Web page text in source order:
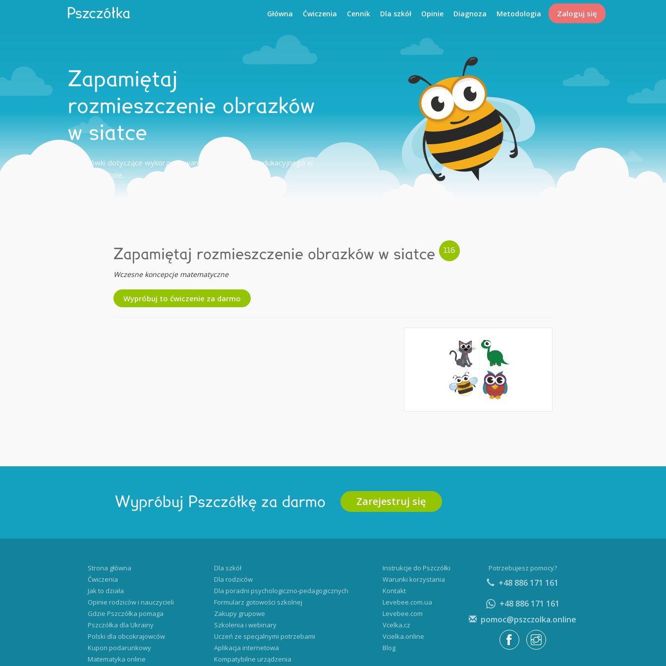
Główna Ćwiczenia Cennik Dla szkół Opinie Diagnoza Metodologia Zaloguj się
Zapamiętaj
rozmieszczenie obrazków
w siatce
Wskazówki dotyczące wykorzystywania tego ćwiczenia edukacyjnego w
domu i w szkole.
Zapamiętaj rozmieszczenie obrazków w siatce
Wczesne koncepcje matematyczne
Wypróbuj to ćwiczenie za darmo
Wypróbuj Pszczółkę za darmo Zarejestruj się
Strona główna
Ćwiczenia
Jak to działa
Opinie rodziców i nauczycieli
Gdzie Pszczółka pomaga
Pszczółka dla Ukrainy
Polski dla obcokrajowców
Kupon podarunkowy
Matematyka online
Dla szkół
Dla rodziców
Dla poradni psychologiczno-pedagogicznych
Formularz gotowości szkolnej
Zakupy grupowe
Szkolenia i webinary
Uczeń ze specjalnymi potrzebami
Aplikacja internetowa
Kompatybilne urządzenia
Instrukcje do Pszczółki
Warunki korzystania
Kontakt
Levebee.com.ua
Levebee.com
Vcelka.cz
Vcielka.online
Blog
Potrzebujesz pomocy?
+48 886 171 161
+48 886 171 161
pomoc@pszczolka.online